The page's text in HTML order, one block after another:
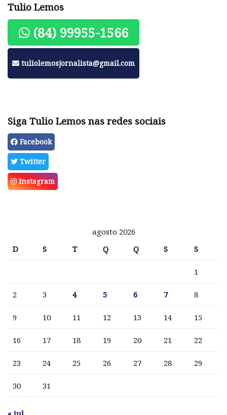
Tulio Lemos
(84) 99955-1566
tuliolemosjornalista@gmail.com
Siga Tulio Lemos nas redes sociais
Facebook
Twitter
Instagram
agosto 2026
D
S T Q Q S S
1
2 3 4 5 6 7 8
9 10 11 12 13 14 15
16 17 18 19 20 21 22
23 24 25 26 27 28 29
30 31